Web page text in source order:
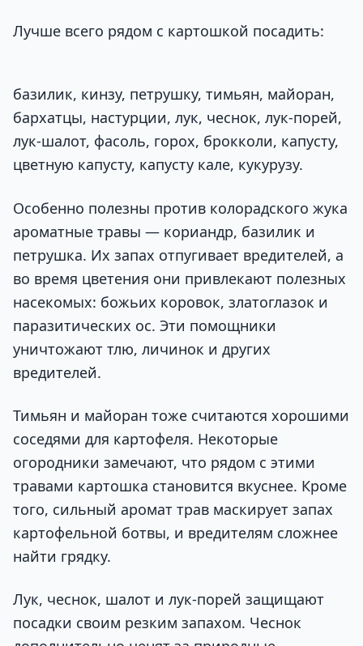
Лучше всего рядом с картошкой посадить:
базилик, кинзу, петрушку, тимьян, майоран,
бархатцы, настурции, лук, чеснок, лук-порей,
лук-шалот, фасоль, горох, брокколи, капусту,
цветную капусту, капусту кале, кукурузу.
Особенно полезны против колорадского жука
ароматные травы — кориандр, базилик и
петрушка. Их запах отпугивает вредителей, а
во время цветения они привлекают полезных
насекомых: божьих коровок, златоглазок и
паразитических ос. Эти помощники
уничтожают тлю, личинок и других
вредителей.
Тимьян и майоран тоже считаются хорошими
соседями для картофеля. Некоторые
огородники замечают, что рядом с этими
травами картошка становится вкуснее. Кроме
того, сильный аромат трав маскирует запах
картофельной ботвы, и вредителям сложнее
найти грядку.
Лук, чеснок, шалот и лук-порей защищают
посадки своим резким запахом. Чеснок